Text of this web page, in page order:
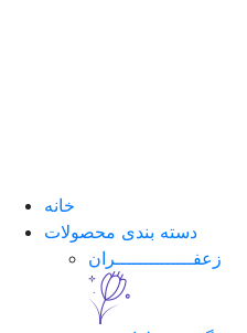
خانه
دسته بندی محصولات
زعفــــــــــــــران